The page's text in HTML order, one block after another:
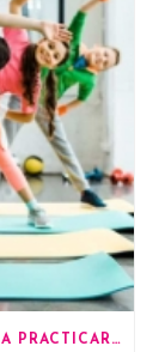
¿POR QUÉ ES IMPORTANTE EMPEZAR A PRACTICAR DEPORTES DESDE PEQUEÑOS?